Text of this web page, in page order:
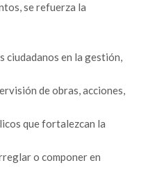
se refuerza la
ciudadanos en la gestión,
de obras, acciones,
que fortalezcan la
o componer en